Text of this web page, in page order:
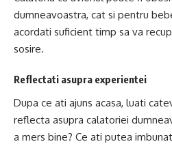
dumneavoastra, cat si pentru
acordati suficient timp sa va
sosire.
Reflectati asupra experientei
Dupa ce ati ajuns acasa, luati
reflecta asupra calatoriei
a mers bine? Ce ati putea